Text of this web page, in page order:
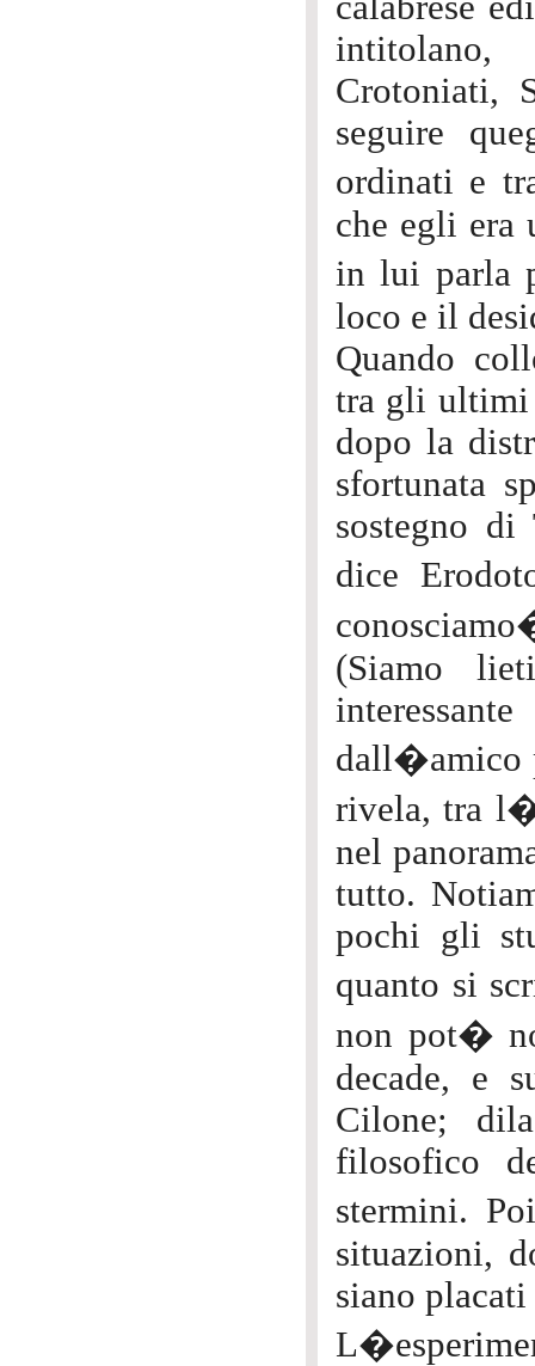
intitolano,
Crotoniati,
seguire
ordinati e
che egli era
in lui parla
loco e il
Quando
tra gli ultimi
dopo la
sfortunata
sostegno
dice
(Siamo
dall�amico
rivela, tra
nel
tutto.
pochi gli
quanto si
non pot�
decade, e
Cilone;
filosofico
stermini.
situazioni,
siano